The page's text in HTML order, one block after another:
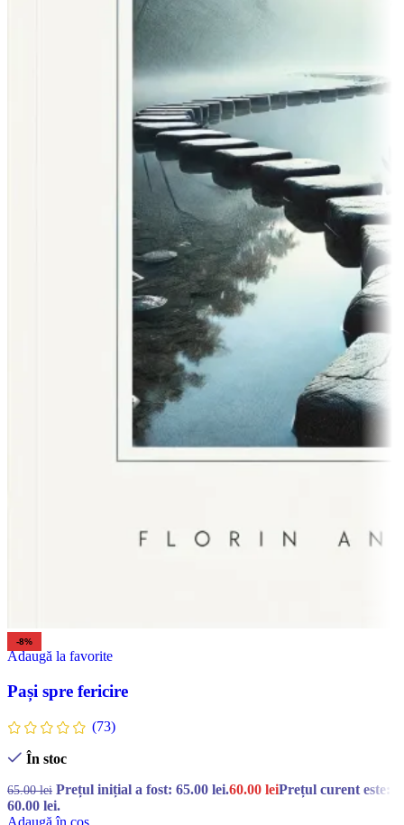
-8%
Adaugă la favorite
Pași spre fericire
(73)
În stoc
65.00lei Prețul inițial a fost: 65.00 lei.60.00 leiPrețul curent este:
60.00 lei.
Adaugă în coș